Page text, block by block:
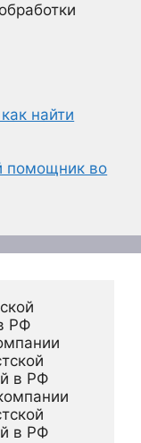
найти
помощник во
РФ
в РФ
в РФ